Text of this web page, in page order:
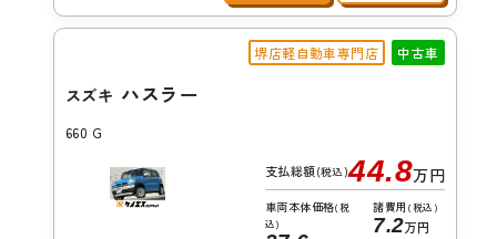
堺店軽自動車専門店 中古車
スズキ ハスラー
660 G
支払総額(税込)44.8万円
車両本体価格(税
込)
諸費用 (税込)
7.2万円